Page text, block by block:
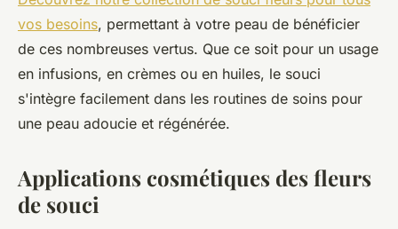
vos besoins, permettant à votre peau de bénéficier
de ces nombreuses vertus. Que ce soit pour un usage
en infusions, en crèmes ou en huiles, le souci
s'intègre facilement dans les routines de soins pour
une peau adoucie et régénérée.
Applications cosmétiques des fleurs
de souci